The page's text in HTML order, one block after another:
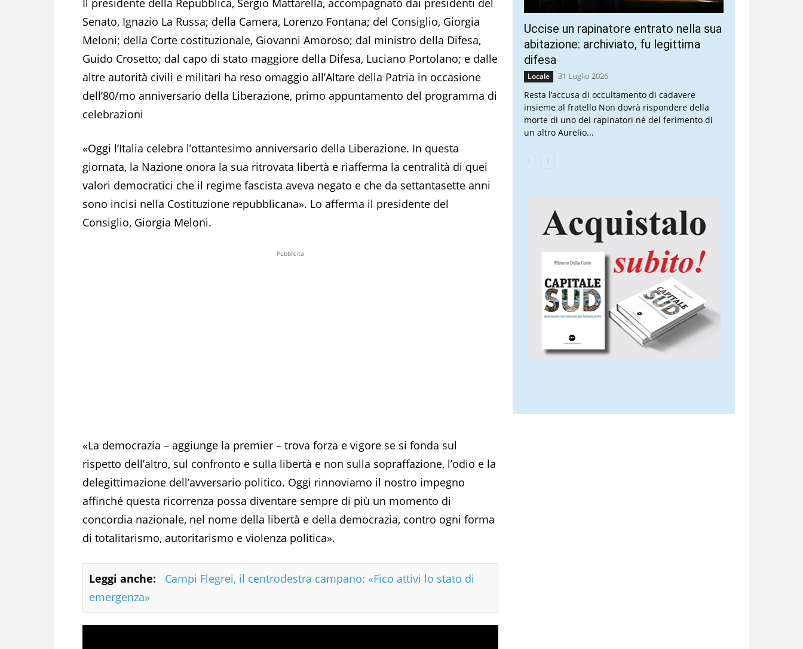
Senato, Ignazio La Russa; della Camera, Lorenzo Fontana; del Consiglio, Giorgia
Meloni; della Corte costituzionale, Giovanni Amoroso; dal ministro della Difesa,
Guido Crosetto; dal capo di stato maggiore della Difesa, Luciano Portolano; e dalle
altre autorità civili e militari ha reso omaggio all’Altare della Patria in occasione
dell’80/mo anniversario della Liberazione, primo appuntamento del programma di
celebrazioni
«Oggi l’Italia celebra l’ottantesimo anniversario della Liberazione. In questa
giornata, la Nazione onora la sua ritrovata libertà e riafferma la centralità di quei
valori democratici che il regime fascista aveva negato e che da settantasette anni
sono incisi nella Costituzione repubblicana». Lo afferma il presidente del
Consiglio, Giorgia Meloni.
Pubblicità
«La democrazia – aggiunge la premier – trova forza e vigore se si fonda sul
rispetto dell’altro, sul confronto e sulla libertà e non sulla sopraffazione, l’odio e la
delegittimazione dell’avversario politico. Oggi rinnoviamo il nostro impegno
affinché questa ricorrenza possa diventare sempre di più un momento di
concordia nazionale, nel nome della libertà e della democrazia, contro ogni forma
di totalitarismo, autoritarismo e violenza politica».
Leggi anche:
Campi Flegrei, il centrodestra campano: «Fico attivi lo stato di
emergenza»
Uccise un rapinatore entrato nella sua
abitazione: archiviato, fu legittima
difesa
Locale 31 Luglio 2026
Resta l’accusa di occultamento di cadavere
insieme al fratello Non dovrà rispondere della
morte di uno dei rapinatori né del ferimento di
un altro Aurelio...